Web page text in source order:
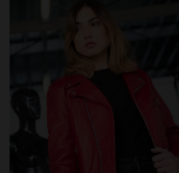
TAILLES DISPONIBLES